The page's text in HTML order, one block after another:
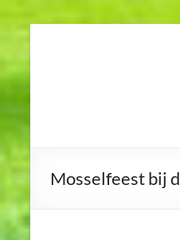
Skip
Mosselfeest bij